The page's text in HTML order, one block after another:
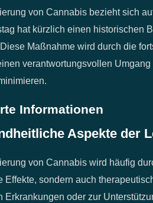
von Cannabis bezieht sich
hat kürzlich einen historischen
Maßnahme wird durch die
verantwortungsvollen
Informationen
Aspekte der
von Cannabis wird häufig
Effekte, sondern auch
Erkrankungen oder zur